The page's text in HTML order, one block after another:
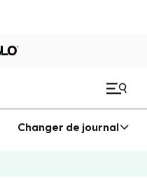
Changer de journal